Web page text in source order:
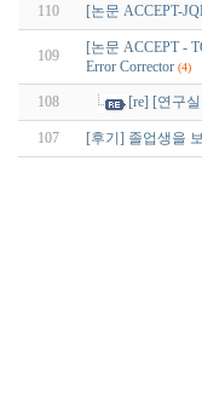
110 [논문 ACCEPT-
109
[논문 ACCEPT -
Error Corrector (4)
108 [re] [연구
107 [후기] 졸업생을